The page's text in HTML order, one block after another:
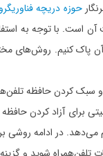
حوزه دریچه فناوری
است. با توجه به
آن پاک کنیم. رو‌ش‌های
سبک کردن حافظه
برای آزاد کردن حافظه
می‌دهد. در ادامه روشی